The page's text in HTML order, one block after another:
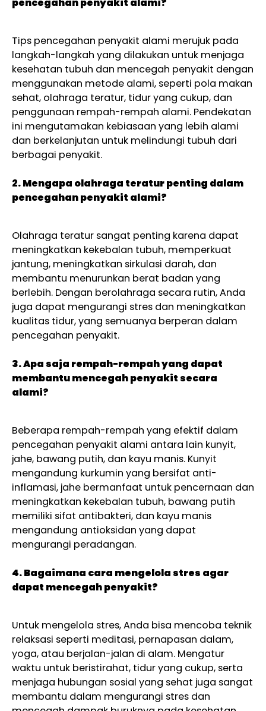
Tips pencegahan penyakit alami merujuk pada
langkah-langkah yang dilakukan untuk menjaga
kesehatan tubuh dan mencegah penyakit dengan
menggunakan metode alami, seperti pola makan
sehat, olahraga teratur, tidur yang cukup, dan
penggunaan rempah-rempah alami. Pendekatan
ini mengutamakan kebiasaan yang lebih alami
dan berkelanjutan untuk melindungi tubuh dari
berbagai penyakit.
2. Mengapa olahraga teratur penting dalam
pencegahan penyakit alami?
Olahraga teratur sangat penting karena dapat
meningkatkan kekebalan tubuh, memperkuat
jantung, meningkatkan sirkulasi darah, dan
membantu menurunkan berat badan yang
berlebih. Dengan berolahraga secara rutin, Anda
juga dapat mengurangi stres dan meningkatkan
kualitas tidur, yang semuanya berperan dalam
pencegahan penyakit.
3. Apa saja rempah-rempah yang dapat
membantu mencegah penyakit secara
alami?
Beberapa rempah-rempah yang efektif dalam
pencegahan penyakit alami antara lain kunyit,
jahe, bawang putih, dan kayu manis. Kunyit
mengandung kurkumin yang bersifat anti-
inflamasi, jahe bermanfaat untuk pencernaan dan
meningkatkan kekebalan tubuh, bawang putih
memiliki sifat antibakteri, dan kayu manis
mengandung antioksidan yang dapat
mengurangi peradangan.
4. Bagaimana cara mengelola stres agar
dapat mencegah penyakit?
Untuk mengelola stres, Anda bisa mencoba teknik
relaksasi seperti meditasi, pernapasan dalam,
yoga, atau berjalan-jalan di alam. Mengatur
waktu untuk beristirahat, tidur yang cukup, serta
menjaga hubungan sosial yang sehat juga sangat
membantu dalam mengurangi stres dan